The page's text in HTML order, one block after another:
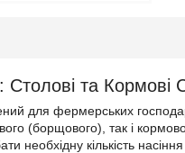
та
для фермерських
(борщового), так і
необхідну кількість